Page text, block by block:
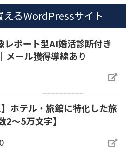
えるWordPressサイト
レポート型AI婚活診断付き
メール獲得導線あり
】ホテル・旅館に特化した旅
2〜5万文字】